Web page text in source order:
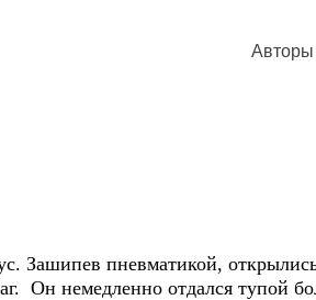
Авторы
Зашипев пневматикой,
Он немедленно отдался тупой